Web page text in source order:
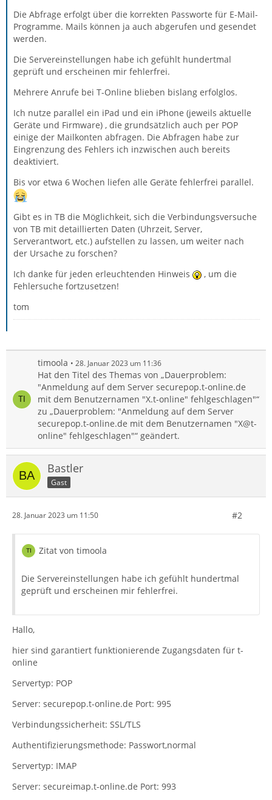
Die Abfrage erfolgt über die korrekten Passworte für E-Mail-
Programme. Mails können ja auch abgerufen und gesendet
werden.
Die Servereinstellungen habe ich gefühlt hundertmal
geprüft und erscheinen mir fehlerfrei.
Mehrere Anrufe bei T-Online blieben bislang erfolglos.
Ich nutze parallel ein iPad und ein iPhone (jeweils aktuelle
Geräte und Firmware) , die grundsätzlich auch per POP
einige der Mailkonten abfragen. Die Abfragen habe zur
Eingrenzung des Fehlers ich inzwischen auch bereits
deaktiviert.
Bis vor etwa 6 Wochen liefen alle Geräte fehlerfrei parallel.
Gibt es in TB die Möglichkeit, sich die Verbindungsversuche
von TB mit detaillierten Daten (Uhrzeit, Server,
Serverantwort, etc.) aufstellen zu lassen, um weiter nach
der Ursache zu forschen?
Ich danke für jeden erleuchtenden Hinweis
, um die
Fehlersuche fortzusetzen!
tom
timoola 28. Januar 2023 um 11:36
Hat den Titel des Themas von „Dauerproblem:
"Anmeldung auf dem Server securepop.t-online.de
mit dem Benutzernamen "X.t-online" fehlgeschlagen"“
zu „Dauerproblem: "Anmeldung auf dem Server
securepop.t-online.de mit dem Benutzernamen "X@t-
online" fehlgeschlagen"“ geändert.
Bastler
Gast
28. Januar 2023 um 11:50 #2
Zitat von timoola
Die Servereinstellungen habe ich gefühlt hundertmal
geprüft und erscheinen mir fehlerfrei.
Hallo,
hier sind garantiert funktionierende Zugangsdaten für t-
online
Servertyp: POP
Server: securepop.t-online.de Port: 995
Verbindungssicherheit: SSL/TLS
Authentifizierungsmethode: Passwort,normal
Servertyp: IMAP
Server: secureimap.t-online.de Port: 993